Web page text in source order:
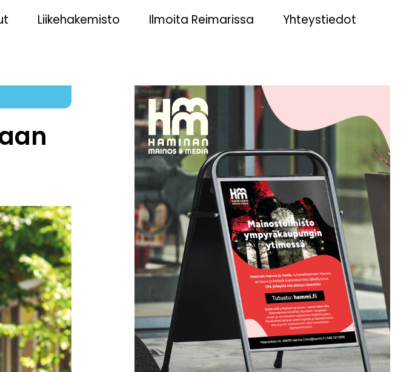
Liikehakemisto Ilmoita Reimarissa Yhteystiedot